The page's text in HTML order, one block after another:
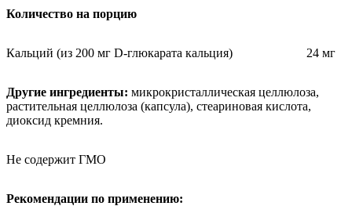
Количество на порцию
Кальций (из 200 мг D-глюкарата кальция) 24 мг
Другие ингредиенты: микрокристаллическая целлюлоза,
растительная целлюлоза (капсула), стеариновая кислота,
диоксид кремния.
Не содержит ГМО
Рекомендации по применению: